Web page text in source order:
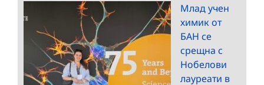
Млад учен
химик от
БАН се
срещна с
Нобелови
лауреати в